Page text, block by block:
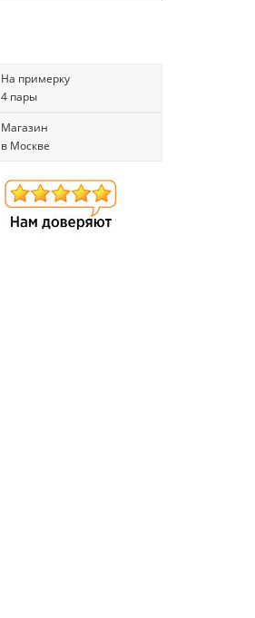
На примерку
4 пары
Магазин
в Москве